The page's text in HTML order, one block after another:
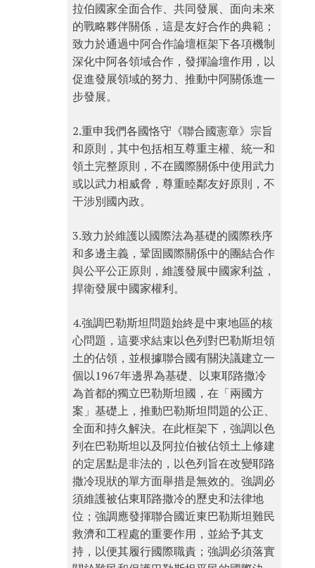
拉伯國家全面合作、共同發展、面向未來
的戰略夥伴關係，這是友好合作的典範；
致力於通過中阿合作論壇框架下各項機制
深化中阿各領域合作，發揮論壇作用，以
促進發展領域的努力、推動中阿關係進一
步發展。
2.重申我們各國恪守《聯合國憲章》宗旨
和原則，其中包括相互尊重主權、統一和
領土完整原則，不在國際關係中使用武力
或以武力相威脅，尊重睦鄰友好原則，不
干涉別國內政。
3.致力於維護以國際法為基礎的國際秩序
和多邊主義，鞏固國際關係中的團結合作
與公平公正原則，維護發展中國家利益，
捍衛發展中國家權利。
4.強調巴勒斯坦問題始終是中東地區的核
心問題，這要求結束以色列對巴勒斯坦領
土的佔領，並根據聯合國有關決議建立一
個以1967年邊界為基礎、以東耶路撒冷
為首都的獨立巴勒斯坦國，在「兩國方
案」基礎上，推動巴勒斯坦問題的公正、
全面和持久解決。在此框架下，強調以色
列在巴勒斯坦以及阿拉伯被佔領土上修建
的定居點是非法的，以色列旨在改變耶路
撒冷現狀的單方面舉措是無效的。強調必
須維護被佔東耶路撒冷的歷史和法律地
位；強調應發揮聯合國近東巴勒斯坦難民
救濟和工程處的重要作用，並給予其支
持，以便其履行國際職責；強調必須落實